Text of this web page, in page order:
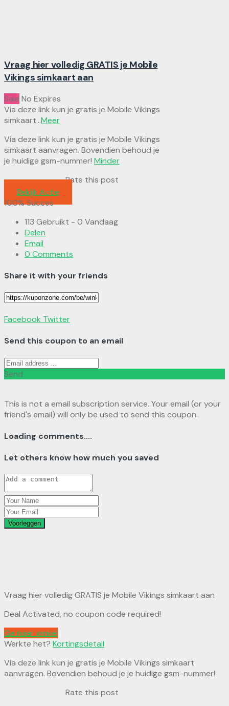
Vraag hier volledig GRATIS je Mobile
Vikings simkaart aan
Sale No Expires
Via deze link kun je gratis je Mobile Vikings
simkaart...Meer
Via deze link kun je gratis je Mobile Vikings
simkaart aanvragen. Bovendien behoud je
je huidige gsm-nummer! Minder
Rate this post
Bekijk Actie
100% Succes
113 Gebruikt - 0 Vandaag
Delen
Email
0 Comments
Share it with your friends
Facebook Twitter
Send this coupon to an email
Send
This is not a email subscription service. Your email (or your
friend's email) will only be used to send this coupon.
Loading comments....
Let others know how much you saved
Voorleggen
Vraag hier volledig GRATIS je Mobile Vikings simkaart aan
Deal Activated, no coupon code required!
Ga naar winkel
Werkte het? Kortingsdetail
Via deze link kun je gratis je Mobile Vikings simkaart
aanvragen. Bovendien behoud je je huidige gsm-nummer!
Rate this post